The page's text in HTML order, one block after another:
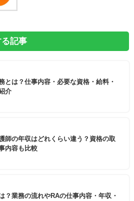
記事
とは？仕事内容・必要な資格・給料・
介
師の年収はどれくらい違う？資格の取
内容も比較
？業務の流れやRAの仕事内容・年収・